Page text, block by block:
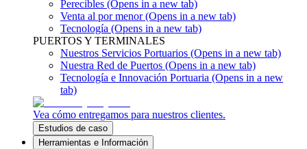
Perecibles (Opens in a new tab)
Venta al por menor(Opens in a new tab)
Tecnología (Opens in a new tab)
PUERTOS Y TERMINALES
Nuestros Servicios Portuarios (Opens in a new tab)
Nuestra Red de Puertos (Opens in a new tab)
Tecnología e Innovación Portuaria (Opens in a new
tab)
Vea cómo entregamos para nuestros clientes.
Estudios de caso
Herramientas e Información